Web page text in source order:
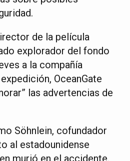
de la película
explorador del fondo
a la compañía
OceanGate
las advertencias de
Söhnlein, cofundador
al estadounidense
murió en el accidente,